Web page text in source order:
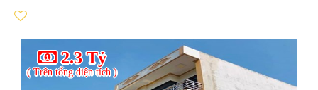
2.3 Tỷ
( Trên tổng diện tích )